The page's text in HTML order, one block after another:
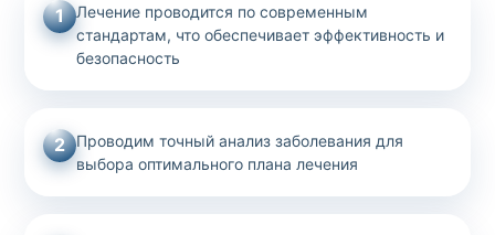
1
Лечение проводится по современным
стандартам, что обеспечивает эффективность и
безопасность
2
Проводим точный анализ заболевания для
выбора оптимального плана лечения